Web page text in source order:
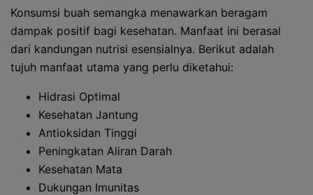
Konsumsi buah semangka menawarkan beragam
dampak positif bagi kesehatan. Manfaat ini berasal
dari kandungan nutrisi esensialnya. Berikut adalah
tujuh manfaat utama yang perlu diketahui:
Hidrasi Optimal
Kesehatan Jantung
Antioksidan Tinggi
Peningkatan Aliran Darah
Kesehatan Mata
Dukungan Imunitas